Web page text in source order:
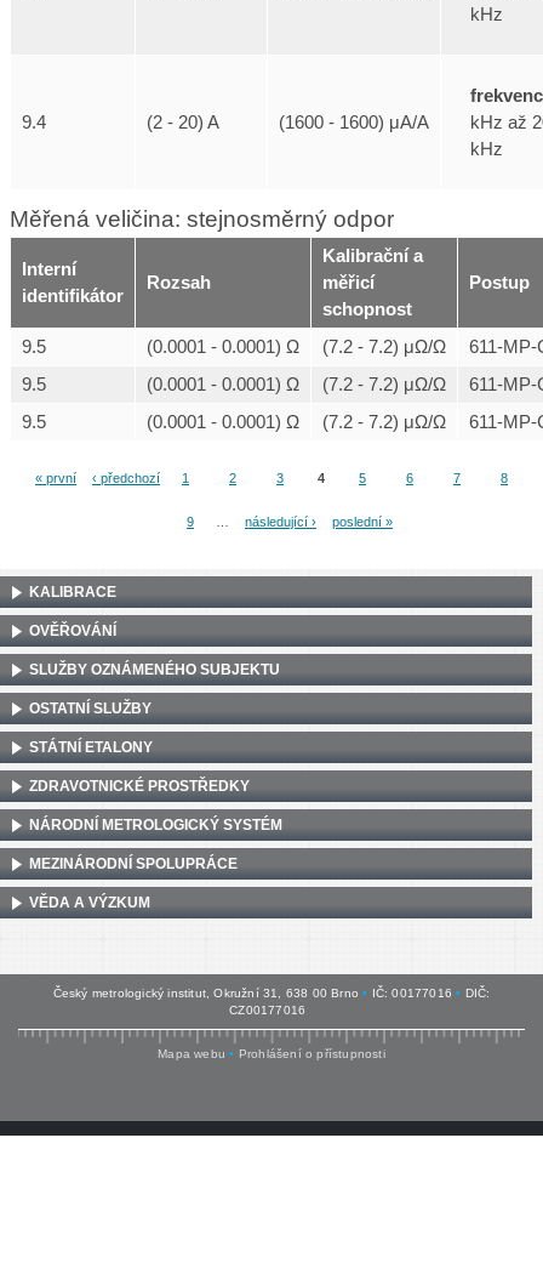
kHz
9.4 (2 - 20) A (1600 - 1600) μA/A
kHz až
kHz
Měřená veličina: stejnosměrný odpor
Interní
identifikátor
Rozsah
Kalibrační a
měřicí
schopnost
Postup
9.5 (0.0001 - 0.0001) Ω (7.2 - 7.2) μΩ/Ω
611-MP-
9.5
(0.0001 - 0.0001) Ω (7.2 - 7.2) μΩ/Ω
611-MP-
9.5
(0.0001 - 0.0001) Ω (7.2 - 7.2) μΩ/Ω 611-MP-
Stránky
« první ‹ předchozí 1 2 3 4 5 6 7 8
9 následující › poslední »
KALIBRACE
OVĚŘOVÁNÍ
SLUŽBY OZNÁMENÉHO SUBJEKTU
OSTATNÍ SLUŽBY
STÁTNÍ ETALONY
ZDRAVOTNICKÉ PROSTŘEDKY
NÁRODNÍ METROLOGICKÝ SYSTÉM
MEZINÁRODNÍ SPOLUPRÁCE
VĚDA A VÝZKUM
Český metrologický institut, Okružní 31, 638 00 Brno • IČ: 00177016 • DIČ:
CZ00177016
Mapa webu • Prohlášení o přístupnosti